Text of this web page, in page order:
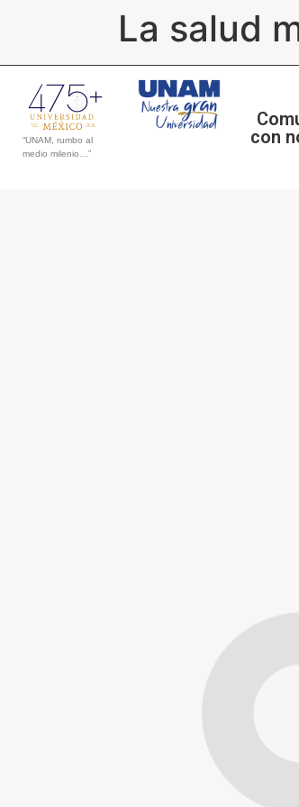
La salud
“UNAM, rumbo al
medio milenio…”
con